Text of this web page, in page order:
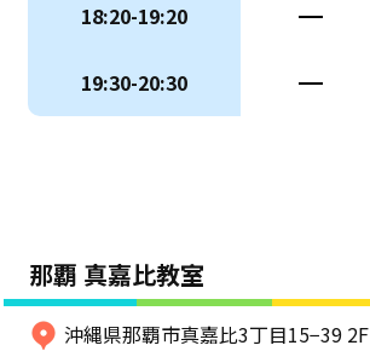
18:20-19:20 ー
19:30-20:30 ー
那覇 真嘉比教室
沖縄県那覇市真嘉比3丁目15−39 2F